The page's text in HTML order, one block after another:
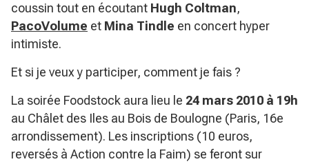
coussin tout en écoutant Hugh Coltman,
PacoVolume et Mina Tindle en concert hyper
intimiste.
Et si je veux y participer, comment je fais ?
La soirée Foodstock aura lieu le 24 mars 2010 à 19h
au Châlet des Iles au Bois de Boulogne (Paris, 16e
arrondissement). Les inscriptions (10 euros,
reversés à Action contre la Faim) se feront sur